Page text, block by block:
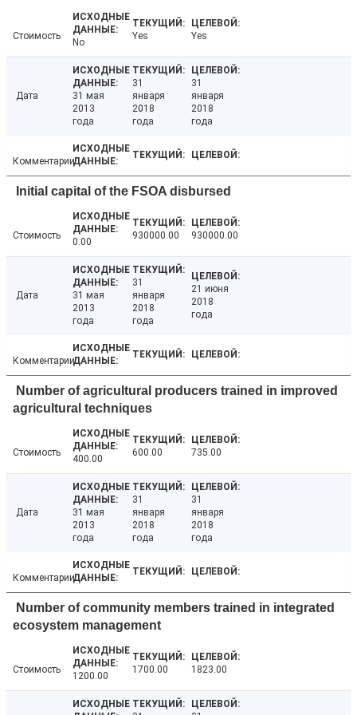
Стоимость
No
Yes Yes
Дата
31 мая
2013
года
31
января
2018
года
31
января
2018
года
Комментарии
Initial capital of the FSOA disbursed
Стоимость
0.00
930000.00 930000.00
Дата
31 мая
2013
года
31
января
2018
года
21 июня
2018
года
Комментарии
Number of agricultural producers trained in improved
agricultural techniques
Стоимость
400.00
600.00 735.00
Дата
31 мая
2013
года
31
января
2018
года
31
января
2018
года
Комментарии
Number of community members trained in integrated
ecosystem management
Стоимость
1200.00
1700.00 1823.00